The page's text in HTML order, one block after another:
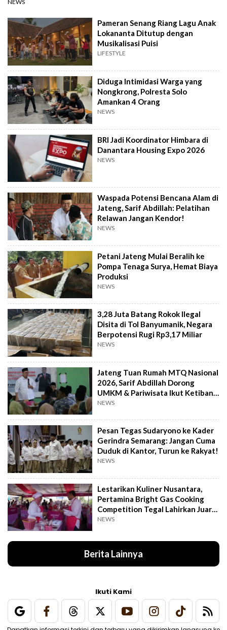
NEWS
Pameran Senang Riang Lagu Anak
Lokananta Ditutup dengan
Musikalisasi Puisi
LIFESTYLE
Diduga Intimidasi Warga yang
Nongkrong, Polresta Solo
Amankan 4 Orang
NEWS
BRI Jadi Koordinator Himbara di
Danantara Housing Expo 2026
NEWS
Waspada Potensi Bencana Alam di
Jateng, Sarif Abdillah: Pelatihan
Relawan Jangan Kendor!
NEWS
Petani Jateng Mulai Beralih ke
Pompa Tenaga Surya, Hemat Biaya
Produksi
NEWS
3,28 Juta Batang Rokok Ilegal
Disita di Tol Banyumanik, Negara
Berpotensi Rugi Rp3,17 Miliar
NEWS
Jateng Tuan Rumah MTQ Nasional
2026, Sarif Abdillah Dorong
UMKM & Pariwisata Ikut Ketiban
Berkah
NEWS
Pesan Tegas Sudaryono ke Kader
Gerindra Semarang: Jangan Cuma
Duduk di Kantor, Turun ke Rakyat!
NEWS
Lestarikan Kuliner Nusantara,
Pertamina Bright Gas Cooking
Competition Tegal Lahirkan Juara
Baru
NEWS
Berita Lainnya
Ikuti Kami